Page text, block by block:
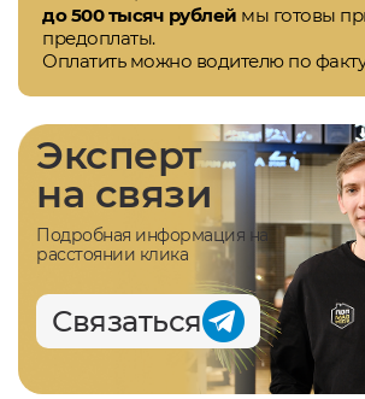
до 500 тысяч рублей мы готовы
предоплаты.
Оплатить можно водителю по
Эксперт
на связи
Подробная информация на
расстоянии клика
Связаться